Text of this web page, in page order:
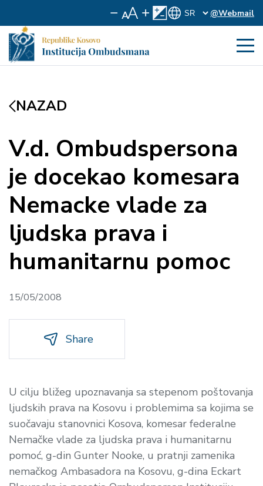
@Webmail
NAZAD
V.d. Ombudspersona
je docekao komesara
Nemacke vlade za
ljudska prava i
humanitarnu pomoc
15/05/2008
Share
U cilju bližeg upoznavanja sa stepenom poštovanja
ljudskih prava na Kosovu i problemima sa kojima se
suočavaju stanovnici Kosova, komesar federalne
Nemačke vlade za ljudska prava i humanitarnu
pomoć, g-din Gunter Nooke, u pratnji zamenika
nemačkog Ambasadora na Kosovu, g-dina Eckart